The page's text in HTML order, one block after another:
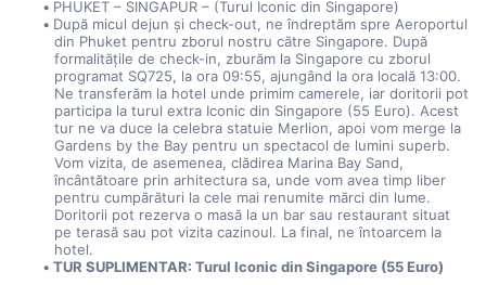
PHUKET – SINGAPUR – (Turul Iconic din Singapore)
După micul dejun și check-out, ne îndreptăm spre Aeroportul
din Phuket pentru zborul nostru către Singapore. După
formalitățile de check-in, zburăm la Singapore cu zborul
programat SQ725, la ora 09:55, ajungând la ora locală 13:00.
Ne transferăm la hotel unde primim camerele, iar doritorii pot
participa la turul extra Iconic din Singapore (55 Euro). Acest
tur ne va duce la celebra statuie Merlion, apoi vom merge la
Gardens by the Bay pentru un spectacol de lumini superb.
Vom vizita, de asemenea, clădirea Marina Bay Sand,
încântătoare prin arhitectura sa, unde vom avea timp liber
pentru cumpărături la cele mai renumite mărci din lume.
Doritorii pot rezerva o masă la un bar sau restaurant situat
pe terasă sau pot vizita cazinoul. La final, ne întoarcem la
hotel.
TUR SUPLIMENTAR: Turul Iconic din Singapore (55 Euro)